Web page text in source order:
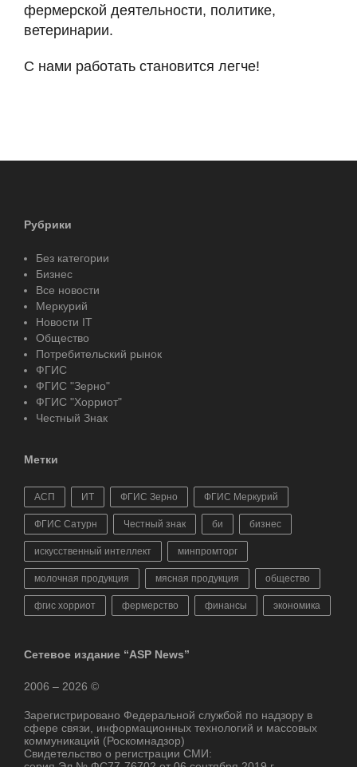
фермерской деятельности, политике,
ветеринарии.
С нами работать становится легче!
Рубрики
Без категории
Бизнес
Все новости
Меркурий
Новости IT
Общество
Потребительский рынок
ФГИС
ФГИС "Зерно"
ФГИС "Хорриот"
Честный Знак
Метки
АСП ИТ ФГИС Зерно ФГИС Меркурий
ФГИС Сатурн Честный знак би бизнес
искусственный интеллект минпромторг
молочная продукция мясная продукция общество
фгис хорриот фермерство финансы экономика
Сетевое издание “ASP News”
2006 – 2026 ©
Зарегистрировано Федеральной службой по надзору в
сфере связи, информационных технологий и массовых
коммуникаций (Роскомнадзор)
Свидетельство о регистрации СМИ: